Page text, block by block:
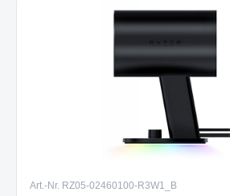
Art.-Nr. RZ05-02460100-R3W1_B